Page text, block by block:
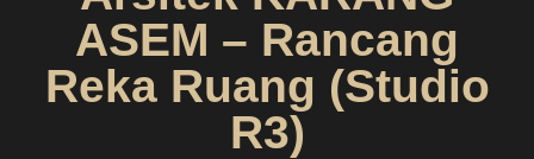
ASEM – Rancang
Reka Ruang (Studio
R3)